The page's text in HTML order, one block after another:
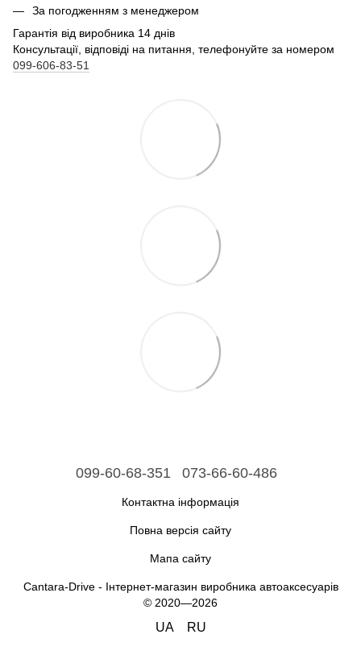
За погодженням з менеджером
Гарантія від виробника 14 днів
Консультації, відповіді на питання, телефонуйте за номером
099-606-83-51
099-60-68-351 073-66-60-486
Контактна інформація
Повна версія сайту
Мапа сайту
Cantara-Drive - Інтернет-магазин виробника автоаксесуарів
© 2020—2026
UA RU